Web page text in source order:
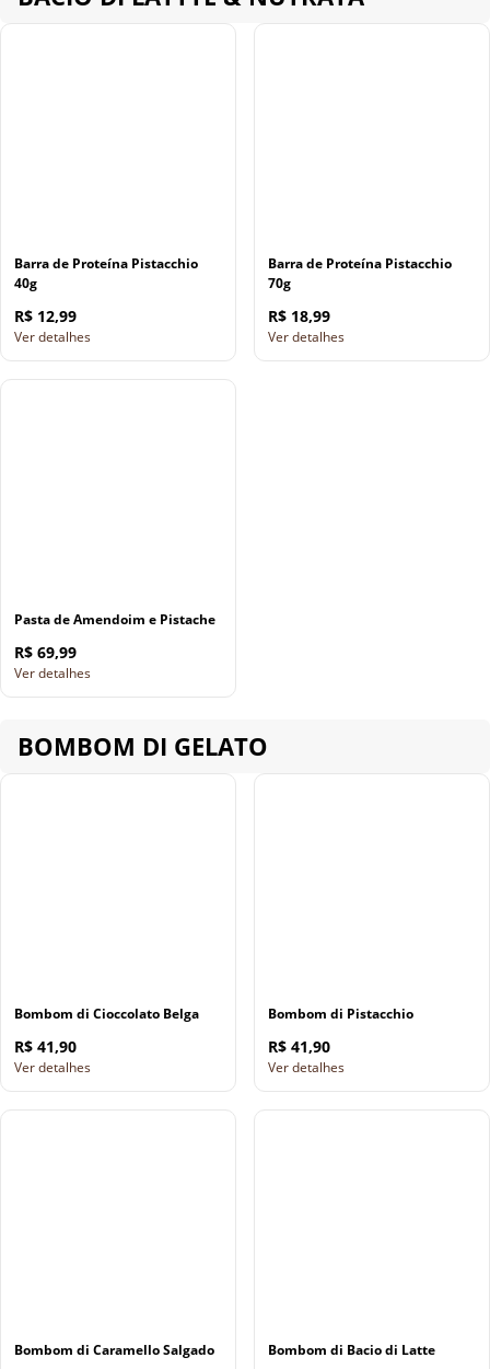
Barra de Proteína Pistacchio
40g
R$ 12,99
Ver detalhes
Barra de Proteína Pistacchio
70g
R$ 18,99
Ver detalhes
Pasta de Amendoim e Pistache
R$ 69,99
Ver detalhes
BOMBOM DI GELATO
Bombom di Cioccolato Belga
R$ 41,90
Ver detalhes
Bombom di Pistacchio
R$ 41,90
Ver detalhes
Bombom di Caramello Salgado Bombom di Bacio di Latte